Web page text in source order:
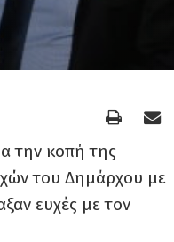
την κοπή της
του Δημάρχου με
ευχές με τον